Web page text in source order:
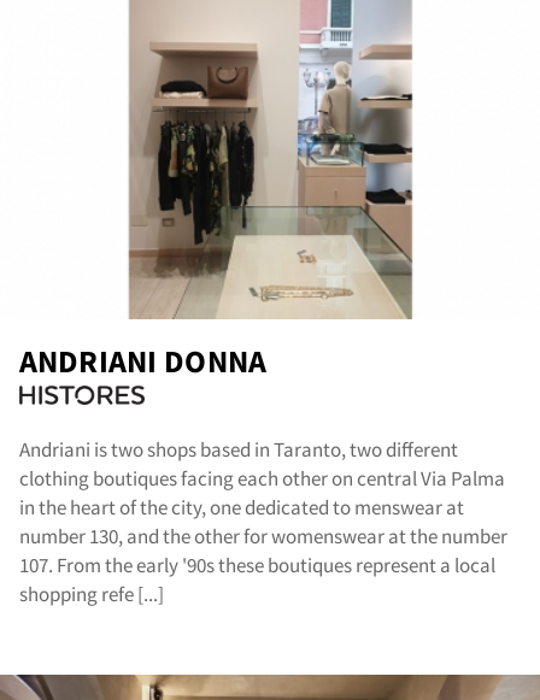
ANDRIANI DONNA
Andriani is two shops based in Taranto, two different
clothing boutiques facing each other on central Via Palma
in the heart of the city, one dedicated to menswear at
number 130, and the other for womenswear at the number
107. From the early '90s these boutiques represent a local
shopping refe [...]